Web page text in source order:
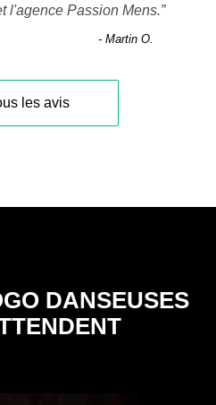
l'agence Passion Mens.”
- Martin O.
les avis
DANSEUSES